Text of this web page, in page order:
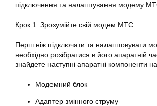
підключення та налаштування модему
Крок 1: Зрозумійте свій модем МТС
Перш ніж підключати та налаштовувати
необхідно розібратися в його апаратній
знайдете наступні апаратні компоненти
Модемний блок
Адаптер змінного струму